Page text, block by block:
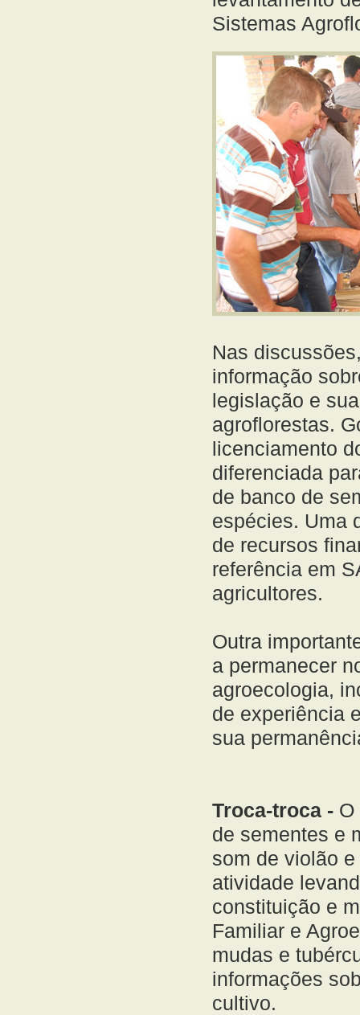
Sistemas
Nas
informação
legislação e
agroflorestas.
licenciamento
diferenciada
de banco de
espécies. Uma
de recursos
referência em
agricultores.
Outra
a permanecer
agroecologia,
de experiência
sua
Troca-troca - O
de sementes e
som de violão
atividade
constituição e
Familiar e
mudas e
informações
cultivo.